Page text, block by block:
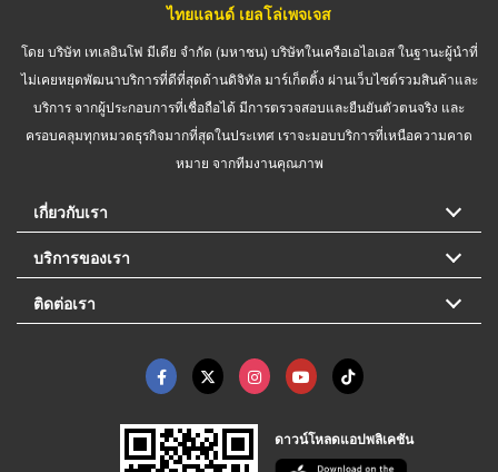
ไทยแลนด์ เยลโล่เพจเจส
โดย บริษัท เทเลอินโฟ มีเดีย จำกัด (มหาชน) บริษัทในเครือเอไอเอส ในฐานะผู้นำที่
ไม่เคยหยุดพัฒนาบริการที่ดีที่สุดด้านดิจิทัล มาร์เก็ตติ้ง ผ่านเว็บไซต์รวมสินค้าและ
บริการ จากผู้ประกอบการที่เชื่อถือได้ มีการตรวจสอบและยืนยันตัวตนจริง และ
ครอบคลุมทุกหมวดธุรกิจมากที่สุดในประเทศ เราจะมอบบริการที่เหนือความคาด
หมาย จากทีมงานคุณภาพ
เกี่ยวกับเรา
บริการของเรา
ติดต่อเรา
ดาวน์โหลดแอปพลิเคชัน